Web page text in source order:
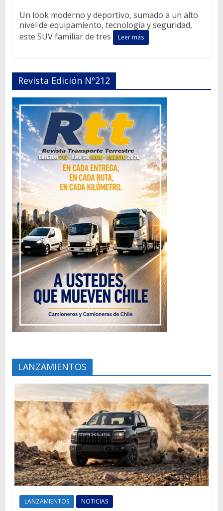
Un look moderno y deportivo, sumado a un alto
nivel de equipamiento, tecnología y seguridad,
este SUV familiar de tres
Leer más
Revista Edición Nº212
LANZAMIENTOS
LANZAMIENTOS NOTICIAS